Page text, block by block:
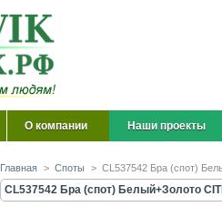
О компании Наши проекты
Главная > Споты > CL537542 Бра (спот)
CL537542 Бра (спот) Белый+Золото